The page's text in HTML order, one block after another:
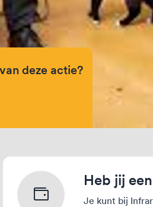
deze actie?
Heb jij
Je kunt bij